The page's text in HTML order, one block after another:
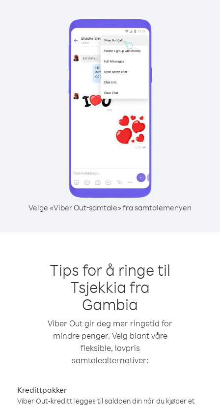
Velge «Viber Out-samtale» fra samtalemenyen
Tips for å ringe til
Tsjekkia fra
Gambia
Viber Out gir deg mer ringetid for
mindre penger. Velg blant våre
fleksible, lavpris
samtalealternativer:
Kredittpakker
Viber Out-kreditt legges til saldoen din når du kjøper et